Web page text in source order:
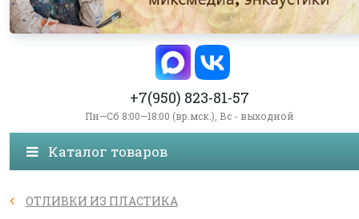
+7(950) 823-81-57
Пн—Сб 8:00—18:00 (вр.мск.), Вс - выходной
Каталог товаров
ОТЛИВКИ ИЗ ПЛАСТИКА